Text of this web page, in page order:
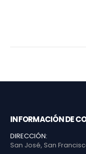
INFORMACIÓN DE
DIRECCIÓN:
San José, San